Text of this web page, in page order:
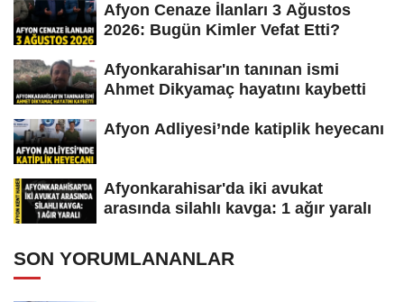
Afyon Cenaze İlanları 3 Ağustos
2026: Bugün Kimler Vefat Etti?
Afyonkarahisar'ın tanınan ismi
Ahmet Dikyamaç hayatını kaybetti
Afyon Adliyesi’nde katiplik heyecanı
Afyonkarahisar'da iki avukat
arasında silahlı kavga: 1 ağır yaralı
SON YORUMLANANLAR